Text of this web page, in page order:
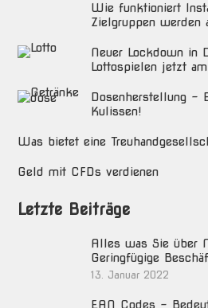
Wie funktioniert
Zielgruppen werden
Neuer Lockdown in
Lottospielen jetzt
Dosenherstellung –
Kulissen!
Was bietet eine
Geld mit CFDs verdienen
Letzte Beiträge
Alles was Sie über
Geringfügige
13. Januar 2022
EAN Codes –